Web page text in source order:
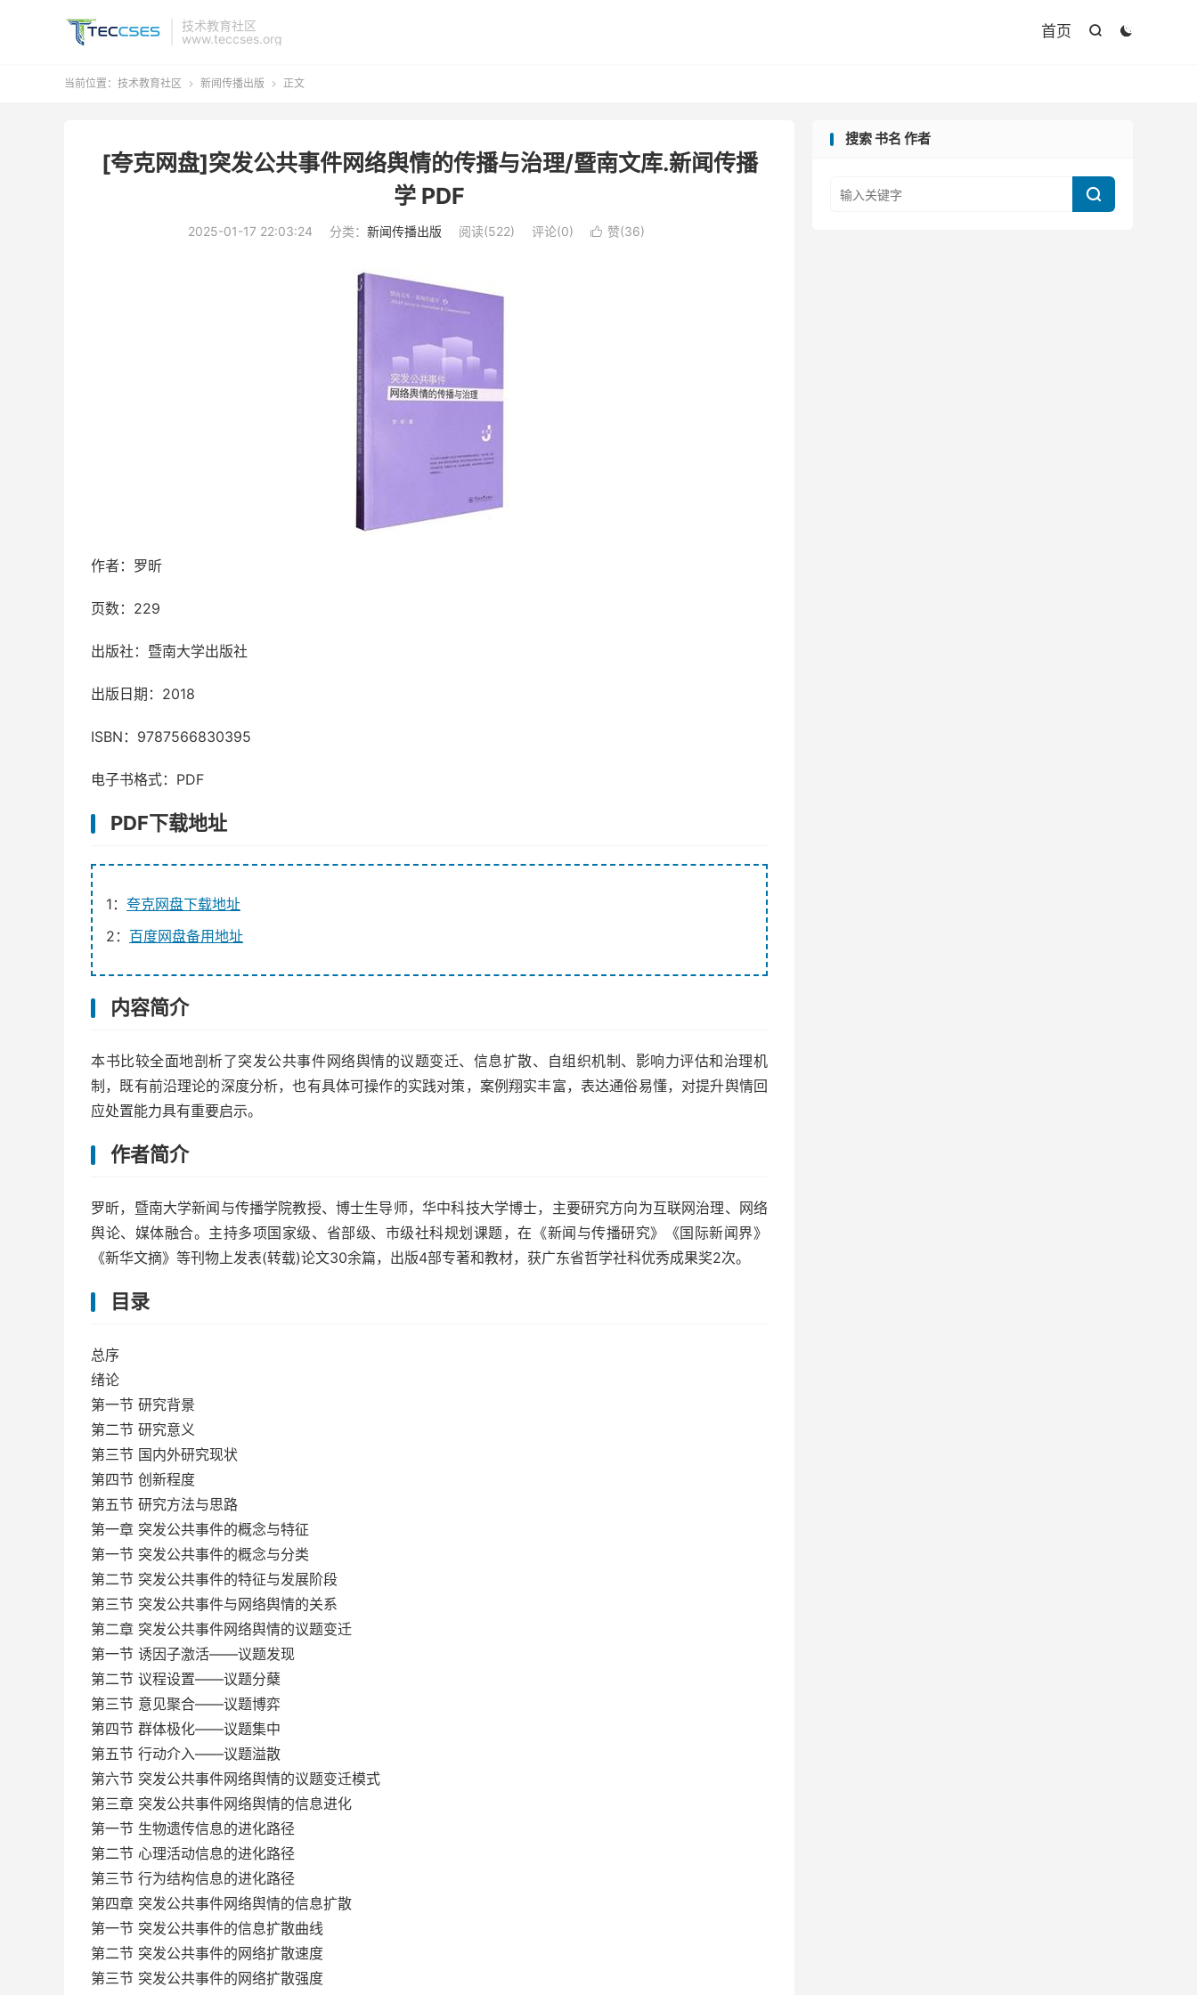
技术教育社区
www.teccses.org


首页
当前位置： 技术教育社区  新闻传播出版  正文
[夸克网盘]突发公共事件网络舆情的传播与治理/暨南文库.新闻传播
学 PDF
2025-01-17 22:03:24 分类： 新闻传播出版 阅读(522) 评论(0)  赞(36)
作者：罗昕
页数：229
出版社：暨南大学出版社
出版日期：2018
ISBN：9787566830395
电子书格式：PDF
PDF下载地址
1： 夸克网盘下载地址
2： 百度网盘备用地址
内容简介
本书比较全面地剖析了突发公共事件网络舆情的议题变迁、信息扩散、自组织机制、影响力评估和治理机
制，既有前沿理论的深度分析，也有具体可操作的实践对策，案例翔实丰富，表达通俗易懂，对提升舆情回
应处置能力具有重要启示。
作者简介
罗昕，暨南大学新闻与传播学院教授、博士生导师，华中科技大学博士，主要研究方向为互联网治理、网络
舆论、媒体融合。主持多项国家级、省部级、市级社科规划课题，在《新闻与传播研究》《国际新闻界》
《新华文摘》等刊物上发表(转载)论文30余篇，出版4部专著和教材，获广东省哲学社科优秀成果奖2次。
目录
总序
绪论
第一节 研究背景
第二节 研究意义
第三节 国内外研究现状
第四节 创新程度
第五节 研究方法与思路
第一章 突发公共事件的概念与特征
第一节 突发公共事件的概念与分类
第二节 突发公共事件的特征与发展阶段
第三节 突发公共事件与网络舆情的关系
第二章 突发公共事件网络舆情的议题变迁
第一节 诱因子激活——议题发现
第二节 议程设置——议题分蘖
第三节 意见聚合——议题博弈
第四节 群体极化——议题集中
第五节 行动介入——议题溢散
第六节 突发公共事件网络舆情的议题变迁模式
第三章 突发公共事件网络舆情的信息进化
第一节 生物遗传信息的进化路径
第二节 心理活动信息的进化路径
第三节 行为结构信息的进化路径
第四章 突发公共事件网络舆情的信息扩散
第一节 突发公共事件的信息扩散曲线
第二节 突发公共事件的网络扩散速度
第三节 突发公共事件的网络扩散强度
搜索 书名 作者
